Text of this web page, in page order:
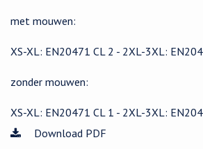
met mouwen:
XS-XL: EN20471 CL 2 - 2XL-3XL:
zonder mouwen:
XS-XL: EN20471 CL 1 - 2XL-3XL:
Download PDF